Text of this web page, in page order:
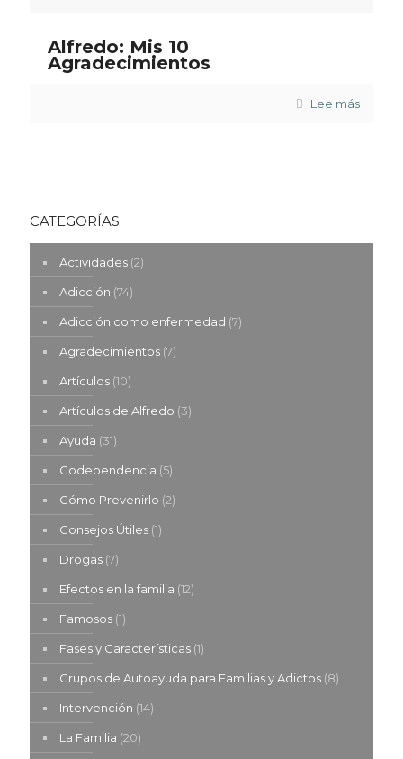
Alfredo: Mis 10
Agradecimientos
Lee más
CATEGORÍAS
Actividades (2)
Adicción (74)
Adicción como enfermedad (7)
Agradecimientos (7)
Artículos (10)
Artículos de Alfredo (3)
Ayuda (31)
Codependencia (5)
Cómo Prevenirlo (2)
Consejos Útiles (1)
Drogas (7)
Efectos en la familia (12)
Famosos (1)
Fases y Características (1)
Grupos de Autoayuda para Familias y Adictos (8)
Intervención (14)
La Familia (20)